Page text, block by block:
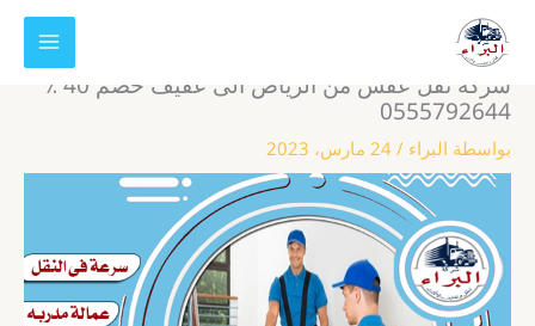
تخطي
المحتوى
شركة نقل عفش من الرياض الى عفيف خصم 40 ٪
0555792644
بواسطة البراء / 24 مارس، 2023